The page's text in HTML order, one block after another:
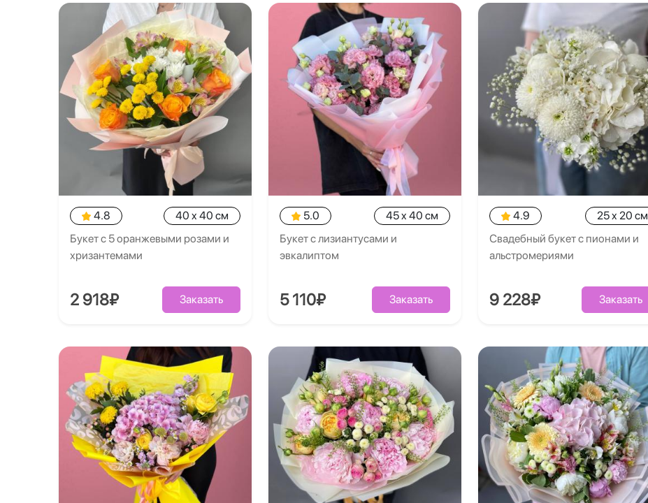
4.8
40 x 40 см
Букет с 5 оранжевыми розами и
хризантемами
2 918₽ Заказать
5.0
45 x 40 см
Букет с лизиантусами и
эвкалиптом
5 110₽ Заказать
4.9
25 x 20 см
Свадебный букет с пионами и
альстромериями
9 228₽ Заказать